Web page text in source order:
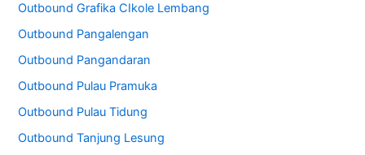
Outbound Grafika CIkole Lembang
Outbound Pangalengan
Outbound Pangandaran
Outbound Pulau Pramuka
Outbound Pulau Tidung
Outbound Tanjung Lesung